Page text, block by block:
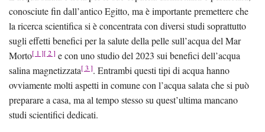
conosciute fin dall’antico Egitto, ma è importante premettere che
la ricerca scientifica si è concentrata con diversi studi soprattutto
sugli effetti benefici per la salute della pelle sull’acqua del Mar
Morto[ 1 ][ 2 ] e con uno studio del 2023 sui benefici dell’acqua
salina magnetizzata[ 3 ]. Entrambi questi tipi di acqua hanno
ovviamente molti aspetti in comune con l’acqua salata che si può
preparare a casa, ma al tempo stesso su quest’ultima mancano
studi scientifici dedicati.